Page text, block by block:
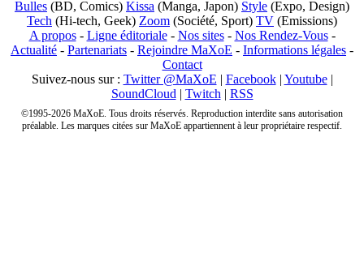
Bulles (BD, Comics) Kissa (Manga, Japon) Style (Expo, Design)
Tech (Hi-tech, Geek) Zoom (Société, Sport) TV (Emissions)
A propos- Ligne éditoriale- Nos sites- Nos Rendez-Vous-
Actualité - Partenariats - Rejoindre MaXoE - Informations légales -
Contact
Suivez-nous sur : Twitter @MaXoE | Facebook| Youtube|
SoundCloud | Twitch | RSS
©1995-2026 MaXoE. Tous droits réservés. Reproduction interdite sans autorisation
préalable. Les marques citées sur MaXoE appartiennent à leur propriétaire respectif.